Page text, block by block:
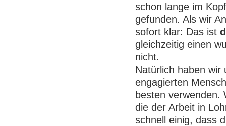
schon lange im
gefunden. Als wir
sofort klar: Das ist
gleichzeitig einen
nicht.
Natürlich haben wir
engagierten
besten verwenden.
die der Arbeit in
schnell einig, dass